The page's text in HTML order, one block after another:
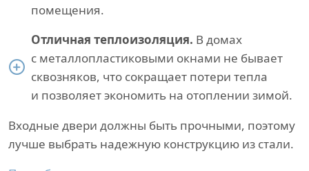
помещения.
Отличная теплоизоляция. В домах
с металлопластиковыми окнами не бывает
сквозняков, что сокращает потери тепла
и позволяет экономить на отоплении зимой.
Входные двери должны быть прочными, поэтому
лучше выбрать надежную конструкцию из стали.